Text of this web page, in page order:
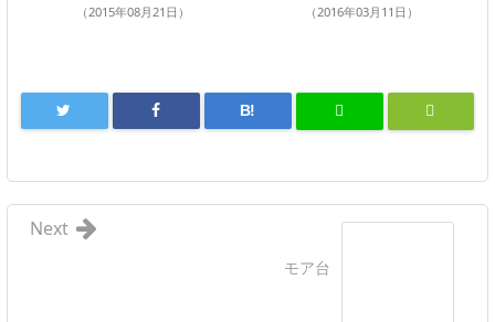
（2015年08月21日） （2016年03月11日）
B!
モア台
Next